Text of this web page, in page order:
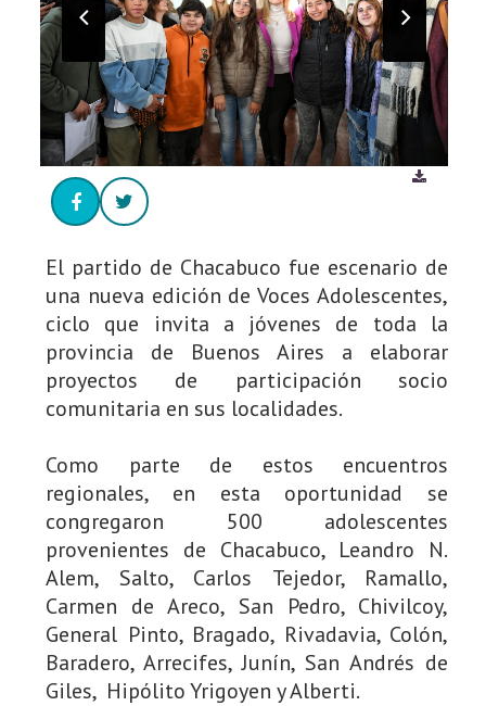
El partido de Chacabuco fue escenario de
una nueva edición de Voces Adolescentes,
ciclo que invita a jóvenes de toda la
provincia de Buenos Aires a elaborar
proyectos de participación socio
comunitaria en sus localidades.
Como parte de estos encuentros
regionales, en esta oportunidad se
congregaron 500 adolescentes
provenientes de Chacabuco, Leandro N.
Alem, Salto, Carlos Tejedor, Ramallo,
Carmen de Areco, San Pedro, Chivilcoy,
General Pinto, Bragado, Rivadavia, Colón,
Baradero, Arrecifes, Junín, San Andrés de
Giles, Hipólito Yrigoyen y Alberti.